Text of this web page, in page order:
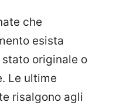
che
esista
originale o
Le ultime
risalgono agli